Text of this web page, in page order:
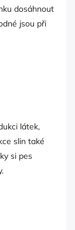
dosáhnout
jsou při
látek,
slin také
si pes